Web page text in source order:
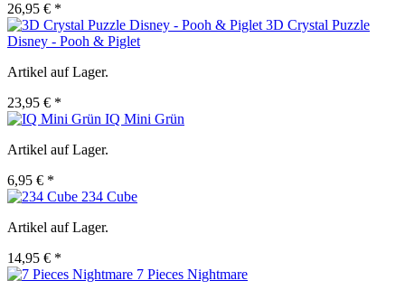
26,95 € *
3D Crystal Puzzle
Disney - Pooh & Piglet
Artikel auf Lager.
23,95 € *
IQ Mini Grün
Artikel auf Lager.
6,95 € *
234 Cube
Artikel auf Lager.
14,95 € *
7 Pieces Nightmare